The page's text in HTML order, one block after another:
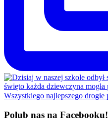
Polub nas na Facebooku!